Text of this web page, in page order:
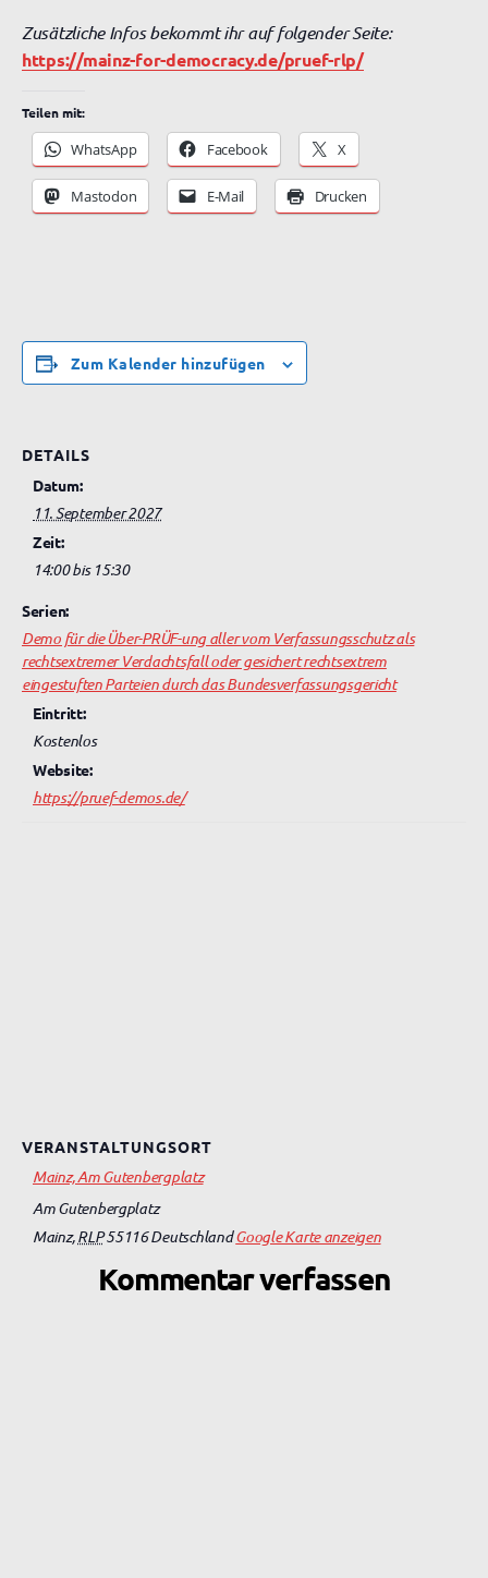
Zusätzliche Infos bekommt ihr auf folgender Seite:
https://mainz-for-democracy.de/pruef-rlp/
Teilen mit:
WhatsApp Facebook X
Mastodon E-Mail Drucken
Zum Kalender hinzufügen
DETAILS
Datum:
11. September 2027
Zeit:
14:00 bis 15:30
Serien:
Demo für die Über-PRÜF-ung aller vom Verfassungsschutz als
rechtsextremer Verdachtsfall oder gesichert rechtsextrem
eingestuften Parteien durch das Bundesverfassungsgericht
Eintritt:
Kostenlos
Website:
https://pruef-demos.de/
VERANSTALTUNGSORT
Mainz, Am Gutenbergplatz
Am Gutenbergplatz
Mainz, RLP 55116DeutschlandGoogle Karte anzeigen
Kommentar verfassen